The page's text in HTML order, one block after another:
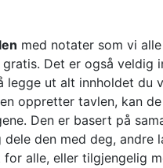
med notater som vi
Det er også veldig
ut alt innholdet du
oppretter tavlen, kan
Den er basert på
den med deg,
alle, eller tilgjengelig